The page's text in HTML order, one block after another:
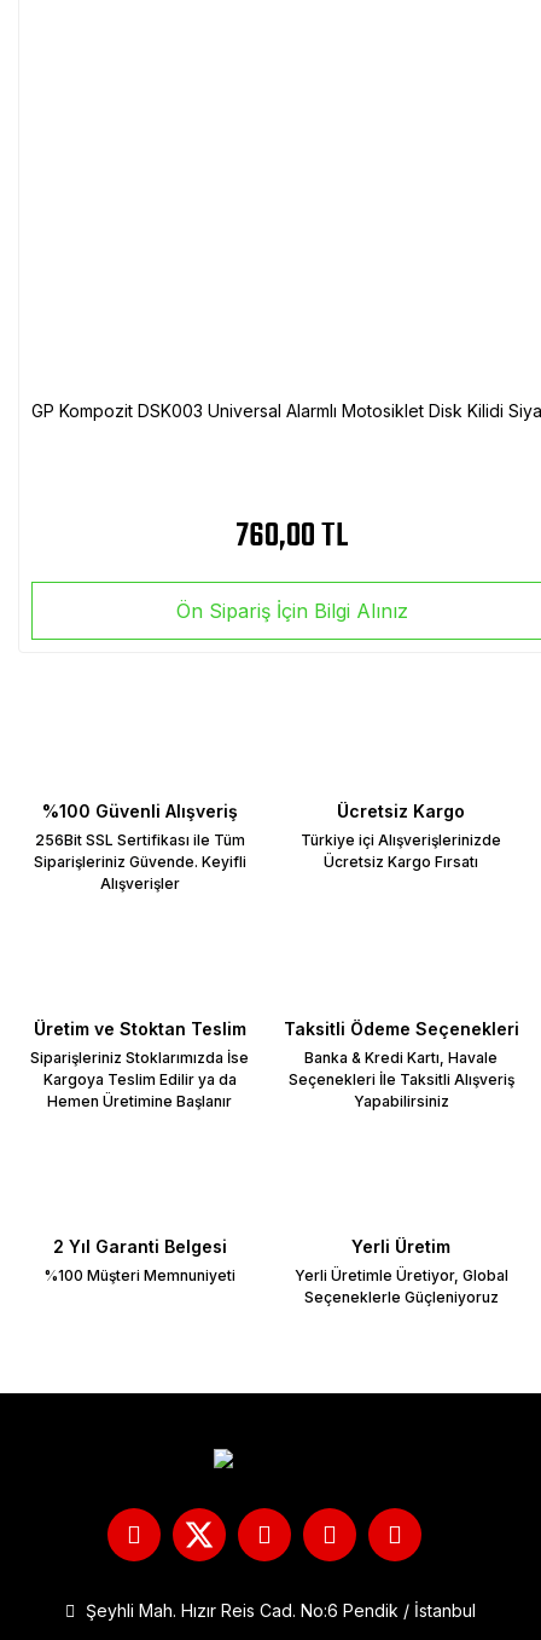
GP Kompozit DSK003 Universal Alarmlı Motosiklet Disk Kilidi
760,00 TL
Ön Sipariş İçin Bilgi Alınız
%100 Güvenli Alışveriş
256Bit SSL Sertifikası ile Tüm
Siparişleriniz Güvende. Keyifli
Alışverişler
Ücretsiz Kargo
Türkiye içi Alışverişlerinizde
Ücretsiz Kargo Fırsatı
Üretim ve Stoktan Teslim
Siparişleriniz Stoklarımızda İse
Kargoya Teslim Edilir ya da
Hemen Üretimine Başlanır
Taksitli Ödeme Seçenekleri
Banka & Kredi Kartı, Havale
Seçenekleri İle Taksitli Alışveriş
Yapabilirsiniz
2 Yıl Garanti Belgesi
%100 Müşteri Memnuniyeti
Yerli Üretim
Yerli Üretimle Üretiyor, Global
Seçeneklerle Güçleniyoruz
Şeyhli Mah. Hızır Reis Cad. No:6 Pendik / İstanbul